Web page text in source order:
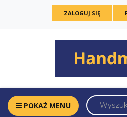
ZALOGUJ SIĘ
POKAŻ MENU